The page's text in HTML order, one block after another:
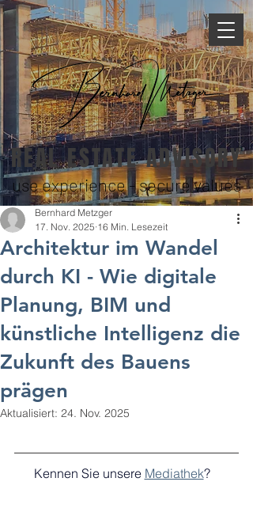
use experience - secure values
REAL ESTATE ADVISORY
Architektur im Wandel
durch KI - Wie digitale
Planung, BIM und
künstliche Intelligenz die
Zukunft des Bauens
prägen
Bernhard Metzger
17. Nov. 2025 16 Min. Lesezeit
Aktualisiert: 24. Nov. 2025
Kennen Sie unsere Mediathek?